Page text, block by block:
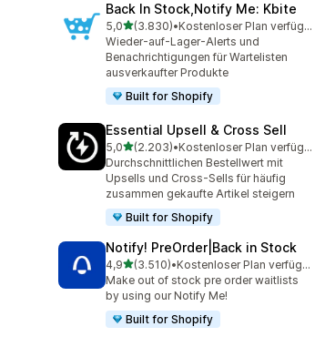
Back In Stock,Notify Me: Kbite
5,0von 5 Sternen
(3.830)
3830 Rezensionen insgesamt
•
Kostenloser Plan verfügbar
Wieder-auf-Lager-Alerts und
Benachrichtigungen für Wartelisten
ausverkaufter Produkte
Built for Shopify
Essential Upsell & Cross Sell
5,0von 5 Sternen
(2.203)
2203 Rezensionen insgesamt
•
Kostenloser Plan verfügbar
Durchschnittlichen Bestellwert mit
Upsells und Cross-Sells für häufig
zusammen gekaufte Artikel steigern
Built for Shopify
Notify! PreOrder|Back in Stock
4,9von 5 Sternen
(3.510)
3510 Rezensionen insgesamt
•
Kostenloser Plan verfügbar
Make out of stock pre order waitlists
by using our Notify Me!
Built for Shopify